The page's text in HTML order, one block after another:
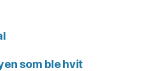
som ble hvit